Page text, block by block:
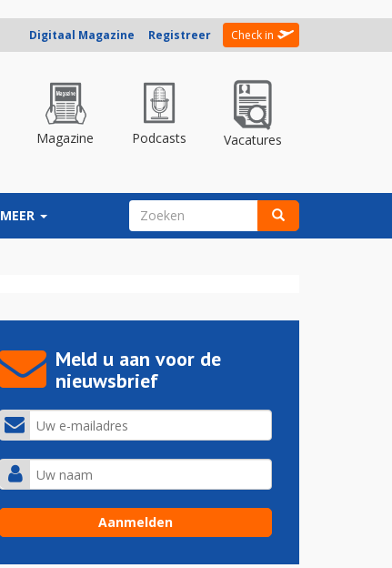
Digitaal Magazine Registreer Check in
Magazine Podcasts Vacatures
MEER ZOEKVELD
Meld u aan voor de
nieuwsbrief